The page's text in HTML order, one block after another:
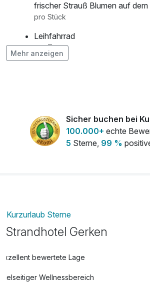
frischer Strauß Blumen auf dem
pro Stück
Leihfahrrad
pro Tag
Mehr anzeigen
Sicher buchen bei
100.000+ echte
5 Sterne, 99 %
Kurzurlaub Sterne
Strandhotel Gerken
Exzellent bewertete Lage
Vielseitiger Wellnessbereich